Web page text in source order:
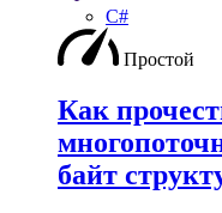
C#
Простой
Как
байт